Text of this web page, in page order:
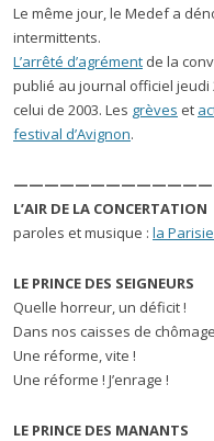
Le même jour, le Medef a
intermittents.
L’arrêté d’agrément de la
publié au journal officiel jeudi
celui de 2003. Les grèves et
festival d’Avignon.
L’AIR DE LA CONCERTATION
paroles et musique : la
LE PRINCE DES SEIGNEURS
Quelle horreur, un déficit !
Dans nos caisses de chômage
Une réforme, vite !
Une réforme ! J’enrage !
LE PRINCE DES MANANTS